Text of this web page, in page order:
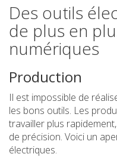
Des outils
de plus en
numériques
Production
Il est impossible de
les bons outils. Les
travailler plus
de précision. Voici un
électriques.